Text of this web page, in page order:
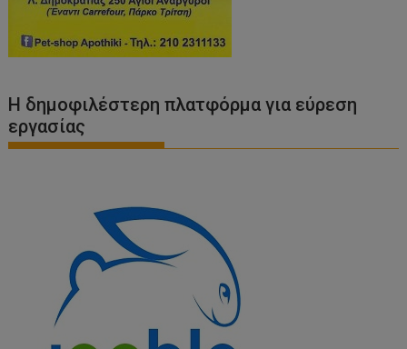
Η δημοφιλέστερη πλατφόρμα για εύρεση
εργασίας